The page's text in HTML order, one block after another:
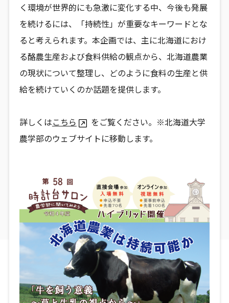
く環境が世界的にも急激に変化する中、今後も発展
を続けるには、「持続性」が重要なキーワードとな
ると考えられます。本企画では、主に北海道におけ
る酪農生産および食料供給の観点から、北海道農業
の現状について整理し、どのように食料の生産と供
給を続けていくのか話題を提供します。
詳しくはこちら
をご覧ください。※北海道大学
農学部のウェブサイトに移動します。